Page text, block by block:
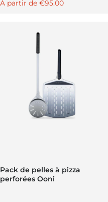
Prix promotionnel
À partir de €95.00
Pack de pelles à pizza
perforées Ooni